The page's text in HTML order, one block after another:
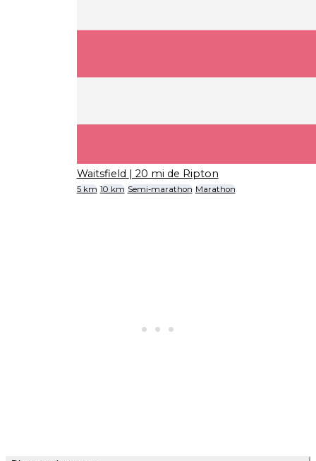
Waitsfield | 20 mi de Ripton
5 km 10 km Semi-marathon Marathon